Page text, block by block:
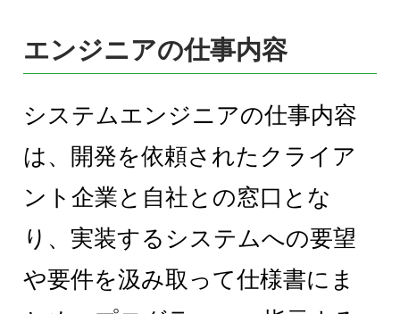
エンジニアの仕事内容
システムエンジニアの仕事内容
は、開発を依頼されたクライア
ント企業と自社との窓口とな
り、実装するシステムへの要望
や要件を汲み取って仕様書にま